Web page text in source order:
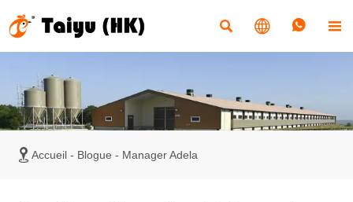
   
 Accueil - Blogue - Manager Adela